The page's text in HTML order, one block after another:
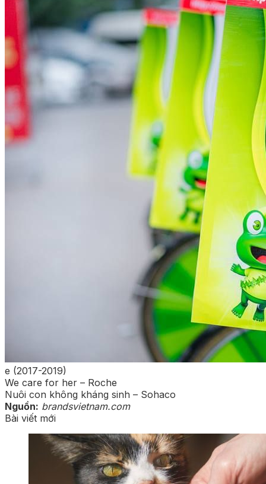
e (2017-2019)
We care for her – Roche
Nuôi con không kháng sinh – Sohaco
Nguồn: brandsvietnam.com
Bài viết mới